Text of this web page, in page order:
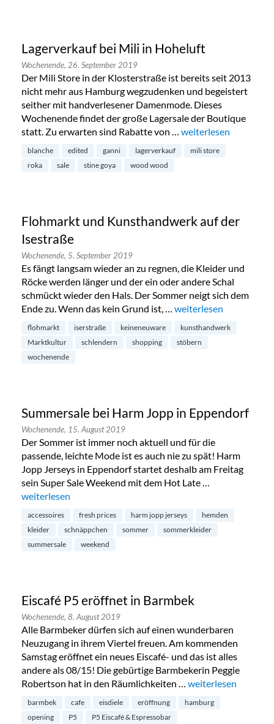
Lagerverkauf bei Mili in Hoheluft
Wochenende, 26. September 2019
Der Mili Store in der Klosterstraße ist bereits seit 2013
nicht mehr aus Hamburg wegzudenken und begeistert
seither mit handverlesener Damenmode. Dieses
Wochenende findet der große Lagersale der Boutique
statt. Zu erwarten sind Rabatte von … „Lagerverkauf bei
weiterlesen
blanche edited ganni lagerverkauf
mili store
roka
sale stine goya wood wood
Flohmarkt und Kunsthandwerk auf der
Isestraße
Wochenende, 5. September 2019
Es fängt langsam wieder an zu regnen, die Kleider und
Röcke werden länger und der ein oder andere Schal
schmückt wieder den Hals. Der Sommer neigt sich dem
Ende zu. Wenn das kein Grund ist, … „Flohmarkt und
weiterlesen
flohmarkt iserstraße keineneuware
kunsthandwerk
Marktkultur
schlendern shopping
stöbern
wochenende
Summersale bei Harm Jopp in Eppendorf
Wochenende, 15. August 2019
Der Sommer ist immer noch aktuell und für die
passende, leichte Mode ist es auch nie zu spät! Harm
Jopp Jerseys in Eppendorf startet deshalb am Freitag
sein Super Sale Weekend mit dem Hot Late …
„Summersale bei Harm Jopp in Eppendorf“
weiterlesen
accessoires fresh prices harm jopp jerseys
hemden
kleider
schnäppchen sommer
sommerkleider
summersale
weekend
Eiscafé P5 eröffnet in Barmbek
Wochenende, 8. August 2019
Alle Barmbeker dürfen sich auf einen wunderbaren
Neuzugang in ihrem Viertel freuen. Am kommenden
Samstag eröffnet ein neues Eiscafé- und das ist alles
andere als 08/15! Die gebürtige Barmbekerin Peggie
Robertson hat in den Räumlichkeiten … „Eiscafé P5 eröffnet
weiterlesen
barmbek cafe eisdiele eröffnung
hamburg
opening
P5 P5 Eiscafé & Espressobar